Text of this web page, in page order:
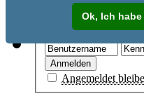
Ok, Ich
Registrieren
Angemeldet